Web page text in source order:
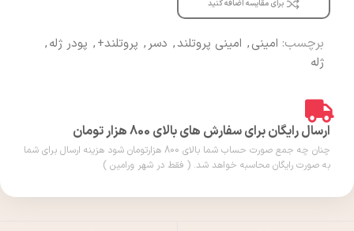
برای مقایسه اضافه کنید
برچسب: امینی, امینی پروتلند, دسر, پروتلند+, پودر ژله,
ژله
ارسال رایگان برای سفارش های بالای 800 هزار تومان
چنان چه جمع صورت حساب شما بالای 800 هزارتومان شود هزینه ارسال برای شما
به صورت رایگان محاسبه خواهد شد. ( فقط در شهر ورامین )